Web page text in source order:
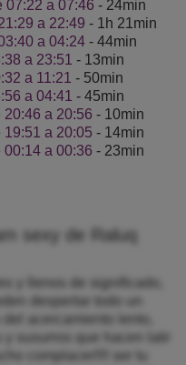
07:22 a 07:46 - 24min
a 22:49 - 1h 21min
a 04:24 - 44min
a 23:51 - 13min
a 11:21 - 50min
a 04:41 - 45min
a 20:56 - 10min
a 20:05 - 14min
a 00:36 - 23min
sexy de Raluq
y llenos de significado,
despertar todo un
acercamiento lento,
susurros que hacen latir
complacer!!!! ser tu